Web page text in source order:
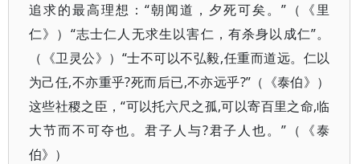
追求的最高理想：“朝闻道，夕死可矣。”（《里
仁》）“志士仁人无求生以害仁，有杀身以成仁”。
（《卫灵公》）“士不可以不弘毅,任重而道远。仁以
为己任,不亦重乎?死而后已,不亦远乎?”（《泰伯》）
这些社稷之臣，“可以托六尺之孤,可以寄百里之命,临
大节而不可夺也。君子人与?君子人也。”（《泰
伯》）